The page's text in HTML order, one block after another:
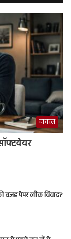
वायरल
वजह पेपर लीक विवाद?